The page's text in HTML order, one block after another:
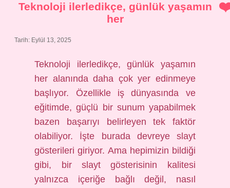
Teknoloji ilerledikçe, günlük yaşamın
her
Tarih: Eylül 13, 2025
Teknoloji ilerledikçe, günlük yaşamın
her alanında daha çok yer edinmeye
başlıyor. Özellikle iş dünyasında ve
eğitimde, güçlü bir sunum yapabilmek
bazen başarıyı belirleyen tek faktör
olabiliyor. İşte burada devreye slayt
gösterileri giriyor. Ama hepimizin bildiği
gibi, bir slayt gösterisinin kalitesi
yalnızca içeriğe bağlı değil, nasıl